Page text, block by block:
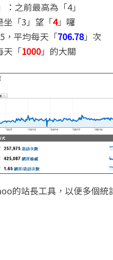
」：之前最高為「4」
坐「3」望「4」囉
，平均每天「706.78」次
天「1000」的大關
的站長工具，以便多個